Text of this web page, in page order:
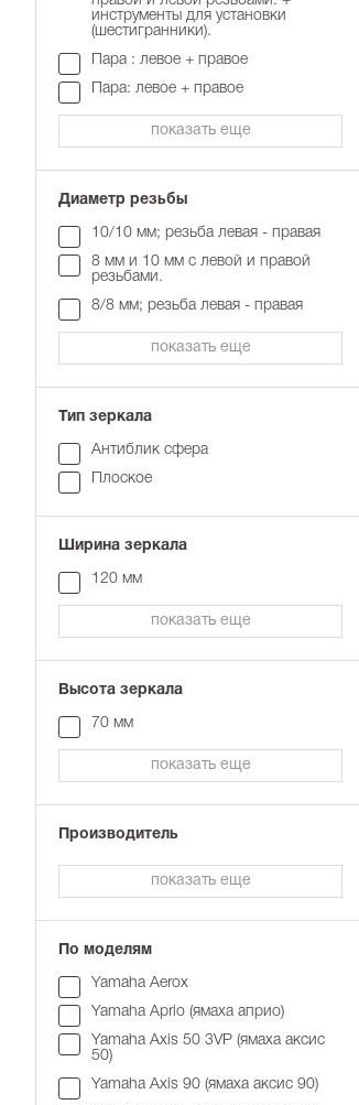
Прокладки на мотоблок
Свечи на мотоблок
Элементы управления, тросики на мотоблок
Навесное и запчасти к нему
инструменты для установки
(шестигранники).
Пара : левое + правое
Пара: левое + правое
показать еще
Диаметр резьбы
10/10 мм; резьба левая - правая
8 мм и 10 мм с левой и правой
резьбами.
8/8 мм; резьба левая - правая
показать еще
Тип зеркала
Антиблик сфера
Плоское
Ширина зеркала
120 мм
показать еще
Высота зеркала
70 мм
показать еще
Производитель
показать еще
По моделям
Yamaha Aerox
Yamaha Aprio (ямаха априо)
Yamaha Axis 50 3VP (ямаха аксис
50)
Yamaha Axis 90 (ямаха аксис 90)